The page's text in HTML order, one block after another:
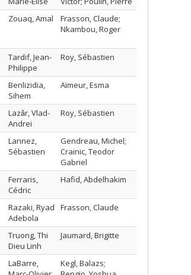
Zouaq, Amal
Frasson, Claude;
Nkambou, Roger
Tardif, Jean-
Philippe
Roy, Sébastien
Benlizidia,
Sihem
Aïmeur, Esma
Lazǎr, Vlad-
Andrei
Roy, Sébastien
Lannez,
Sébastien
Gendreau, Michel;
Crainic, Teodor
Gabriel
Ferraris,
Cédric
Hafid, Abdelhakim
Razaki, Ryad
Adebola
Frasson, Claude
Truong, Thi
Dieu Linh
Jaumard, Brigitte
LaBarre,
Kegl, Balazs;